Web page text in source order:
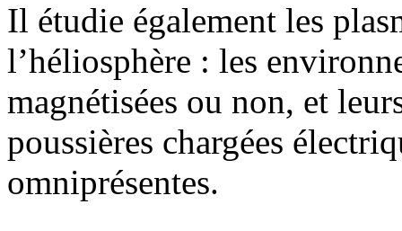
Il étudie également les
l’héliosphère : les
magnétisées ou non, et
poussières chargées
omniprésentes.